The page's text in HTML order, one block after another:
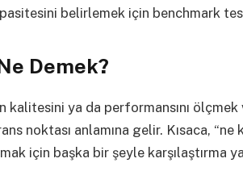
belirlemek için benchmark
Demek?
kalitesini ya da performansını
noktası anlamına gelir. Kısaca, “ne
için başka bir şeyle karşılaştırma